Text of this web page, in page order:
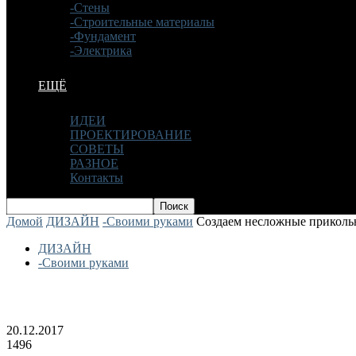
-Стены
-Строительные материалы
-Фундамент
-Электрика
ЕЩЁ
ИДЕИ
ПРОЕКТИРОВАНИЕ
СОВЕТЫ
РАЗНОЕ
Контакты
Домой ДИЗАЙН -Своими руками Создаем несложные
ДИЗАЙН
-Своими руками
20.12.2017
1496